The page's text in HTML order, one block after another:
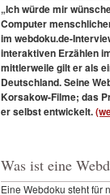
„Ich würde mir
Computer
im webdoku.de-
interaktiven Erzählen
mittlerweile gilt er als
Deutschland. Seine
Korsakow-Filme; das
er selbst entwickelt.
Was ist eine
Eine Webdoku steht für